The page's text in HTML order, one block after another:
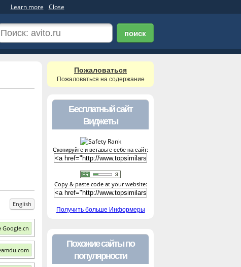
Learn more Close
поиск
English
Google.cn
Пожаловаться
Пожаловаться на содержание
Бесплатный сайт
Виджеты
Скопируйте и вставьте себе на сайт:
Copy & paste code at your website:
Получить больше Информеры
Похожие сайты по
популярности